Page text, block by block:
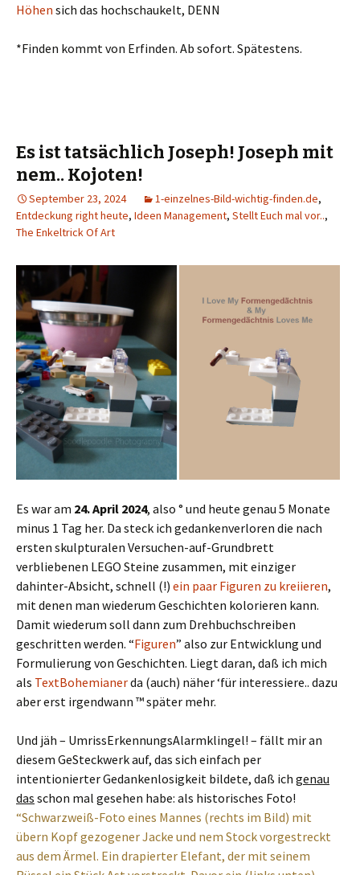
Höhen sich das hochschaukelt, DENN
*Finden kommt von Erfinden. Ab sofort. Spätestens.
Es ist tatsächlich Joseph! Joseph mit
nem.. Kojoten!
September 23, 2024 1-einzelnes-Bild-wichtig-finden.de,
Entdeckung right heute, Ideen Management, Stellt Euch mal vor..,
The Enkeltrick Of Art
Es war am 24. April 2024, also ° und heute genau 5 Monate
minus 1 Tag her. Da steck ich gedankenverloren die nach
ersten skulpturalen Versuchen-auf-Grundbrett
verbliebenen LEGO Steine zusammen, mit einziger
dahinter-Absicht, schnell (!) ein paar Figuren zu kreiieren,
mit denen man wiederum Geschichten kolorieren kann.
Damit wiederum soll dann zum Drehbuchschreiben
geschritten werden. “Figuren” also zur Entwicklung und
Formulierung von Geschichten. Liegt daran, daß ich mich
als TextBohemianerda (auch) näher ‘für interessiere.. dazu
aber erst irgendwann ™ später mehr.
Und jäh – UmrissErkennungsAlarmklingel! – fällt mir an
diesem GeSteckwerk auf, das sich einfach per
intentionierter Gedankenlosigkeit bildete, daß ich genau
das schon mal gesehen habe: als historisches Foto!
“Schwarzweiß-Foto eines Mannes (rechts im Bild) mit
übern Kopf gezogener Jacke und nem Stock vorgestreckt
aus dem Ärmel. Ein drapierter Elefant, der mit seinem